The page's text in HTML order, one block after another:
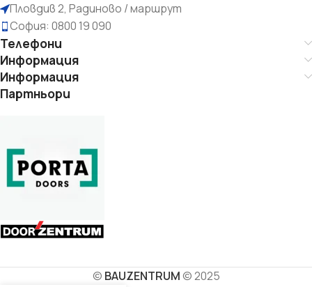
Пловдив 2, Радиново / маршрут
София: 0800 19 090
Телефони
Информация
Информация
Партньори
© BAUZENTRUM© 2025